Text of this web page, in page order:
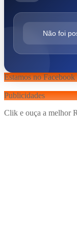
Não foi
Estamos no Facebook
Publicidades
Clik e ouça a melhor